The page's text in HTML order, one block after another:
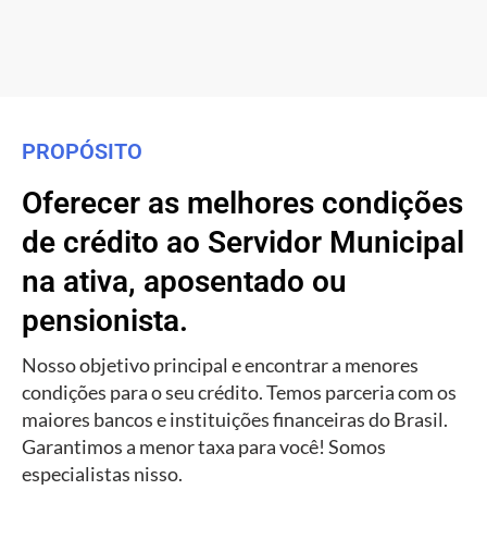
PROPÓSITO
Oferecer as melhores condições
de crédito ao Servidor Municipal
na ativa, aposentado ou
pensionista.
Nosso objetivo principal e encontrar a menores
condições para o seu crédito. Temos parceria com os
maiores bancos e instituições financeiras do Brasil.
Garantimos a menor taxa para você! Somos
especialistas nisso.